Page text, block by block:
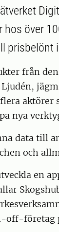
hos över
prisbelönt
från
aktörer
nya
data till
och
en
off-företag